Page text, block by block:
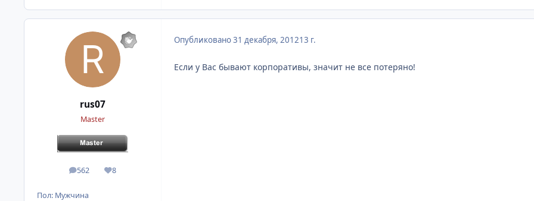
rus07
Master
562
сообщения
8
Репутация
Пол: Мужчина
Опубликовано31 декабря, 201213 г.
Если у Вас бывают корпоративы, значит не все потеряно!